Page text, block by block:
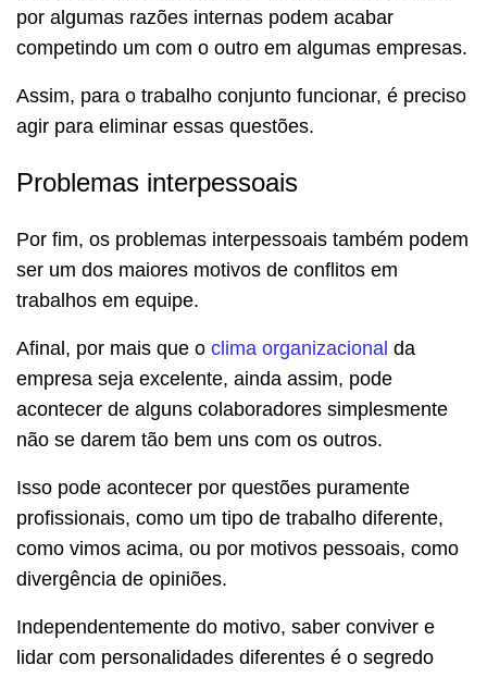
por algumas razões internas podem acabar
competindo um com o outro em algumas empresas.
Assim, para o trabalho conjunto funcionar, é preciso
agir para eliminar essas questões.
Problemas interpessoais
Por fim, os problemas interpessoais também podem
ser um dos maiores motivos de conflitos em
trabalhos em equipe.
Afinal, por mais que o clima organizacional da
empresa seja excelente, ainda assim, pode
acontecer de alguns colaboradores simplesmente
não se darem tão bem uns com os outros.
Isso pode acontecer por questões puramente
profissionais, como um tipo de trabalho diferente,
como vimos acima, ou por motivos pessoais, como
divergência de opiniões.
Independentemente do motivo, saber conviver e
lidar com personalidades diferentes é o segredo